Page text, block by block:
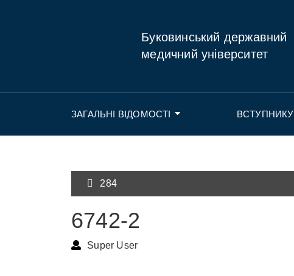
Буковинський державний
медичний університет
ЗАГАЛЬНІ ВІДОМОСТІ ВСТУПНИКУ
284
6742-2
Super User